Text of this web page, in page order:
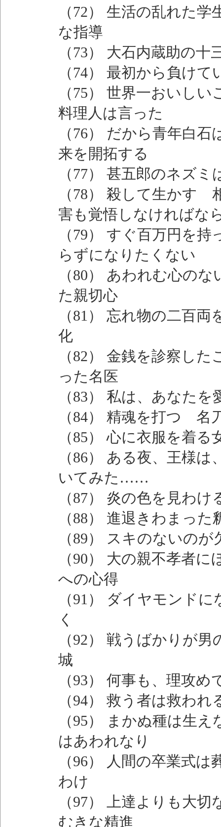
（72） 生活の乱れた
な指導
（73） 大石内蔵助の
（74） 最初から負け
（75） 世界一おいし
料理人は言った
（76） だから青年白
来を開拓する
（77） 甚五郎のネズ
（78） 殺して生かす
害も覚悟しなければな
（79） すぐ百万円を
らずになりたくない
（80） あわれむ心の
た親切心
（81） 忘れ物の二百
化
（82） 金銭を診察し
った名医
（83） 私は、あなた
（84） 精魂を打つ 名
（85） 心に衣服を着
（86） ある夜、王様
いてみた……
（87） 炎の色を見わ
（88） 進退きわまっ
（89） スキのないの
（90） 大の親不孝者
への心得
（91） ダイヤモンド
く
（92） 戦うばかりが
城
（93） 何事も、理攻
（94） 救う者は救わ
（95） まかぬ種は生
はあわれなり
（96） 人間の卒業式
わけ
（97） 上達よりも大
むきな精進